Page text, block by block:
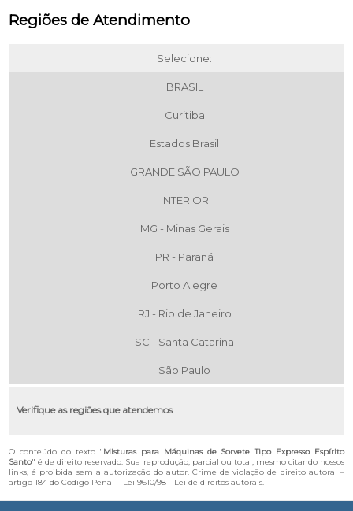
Regiões de Atendimento
Selecione:
BRASIL
Curitiba
Estados Brasil
GRANDE SÃO PAULO
INTERIOR
MG - Minas Gerais
PR - Paraná
Porto Alegre
RJ - Rio de Janeiro
SC - Santa Catarina
São Paulo
Verifique as regiões que atendemos
O conteúdo do texto "Misturas para Máquinas de Sorvete Tipo Expresso Espírito
Santo" é de direito reservado. Sua reprodução, parcial ou total, mesmo citando nossos
links, é proibida sem a autorização do autor. Crime de violação de direito autoral –
artigo 184 do Código Penal – Lei 9610/98 - Lei de direitos autorais.